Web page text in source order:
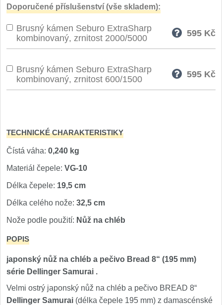
Outdoorové 9
Speciální nože
Záchranářské
Ostřiče nožů 8
Brusné kameny
Doplňky a díly 4
Nože SEBURO
Nože Seburo SARADA 93
Doporučené příslušenství (vše skladem):
Brusný kámen Seburo ExtraSharp
kombinovaný, zrnitost 2000/5000
595 Kč
Brusný kámen Seburo ExtraSharp
kombinovaný, zrnitost 600/1500
595 Kč
TECHNICKÉ CHARAKTERISTIKY
Čístá váha: 0,240 kg
Materiál čepele: VG-10
Délka čepele: 19,5 cm
Délka celého nože: 32,5 cm
Nože podle použití: Nůž na chléb
POPIS
japonský nůž na chléb a pečivo Bread 8“ (195 mm)
série Dellinger Samurai .
Velmi ostrý japonský nůž na chléb a pečivo BREAD 8“
Dellinger Samurai (délka čepele 195 mm) z damascénské